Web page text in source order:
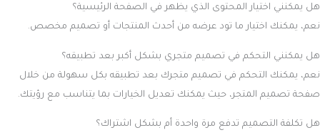
هل يمكنني اختيار المحتوى الذي يظهر في الصفحة الرئيسية؟
نعم، يمكنك اختيار ما تود عرضه من أحدث المنتجات أو تصميم مخصص.
هل يمكنني التحكم في تصميم متجري بشكل أكبر بعد تطبيقه؟
نعم، يمكنك التحكم في تصميم متجرك بعد تطبيقه بكل سهولة من خلال
صفحة تصميم المتجر، حيث يمكنك تعديل الخيارات بما يتناسب مع رؤيتك.
هل تكلفة التصميم تدفع مرة واحدة أم بشكل اشتراك؟